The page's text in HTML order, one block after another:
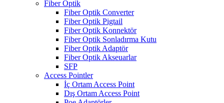
Fiber Optik
Fiber Optik Converter
Fiber Optik Pigtail
Fiber Optik Konnektör
Fiber Optik Sonladırma Kutu
Fiber Optik Adaptör
Fiber Optik Akseuarlar
SFP
Access Pointler
İç Ortam Access Point
Dış Ortam Access Point